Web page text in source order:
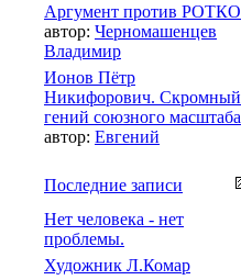
Аргумент против РОТКО
автор: Черномашенцев
Владимир
Ионов Пётр
Никифорович. Скромный
гений союзного масштаба
автор: Евгений
Последние записи
Нет человека - нет
проблемы.
Художник Л.Комар